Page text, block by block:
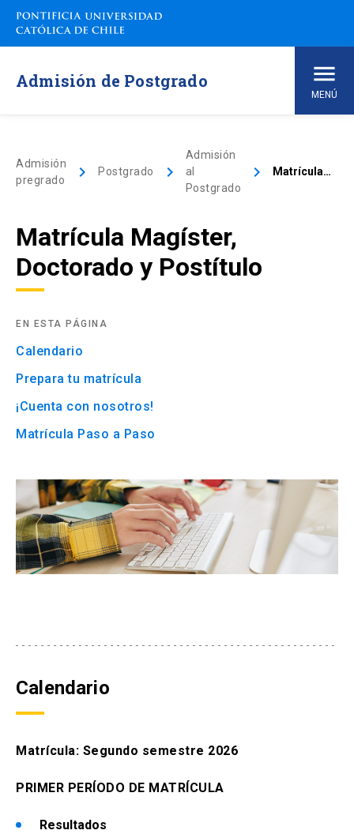
Admisión de Postgrado
MENÚ
Programas de Estudio arrow_drop_down
Sobre la UC
Contacto
Admisión Pregrado
Admisión
pregrado
keyboard_arrow_right Postgrado keyboard_arrow_right
Admisión
al
Postgrado
keyboard_arrow_right Matrícula Magíster, Doctorado y Postítulo
Matrícula Magíster,
Doctorado y Postítulo
EN ESTA PÁGINA
Calendario
Prepara tu matrícula
¡Cuenta con nosotros!
Matrícula Paso a Paso
Calendario
Matrícula: Segundo semestre 2026
PRIMER PERÍODO DE MATRÍCULA
Resultados